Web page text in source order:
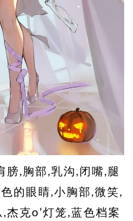
膀,胸部,乳沟,闭嘴,腿
的眼睛,小胸部,微笑,
杰克o’灯笼,蓝色档案